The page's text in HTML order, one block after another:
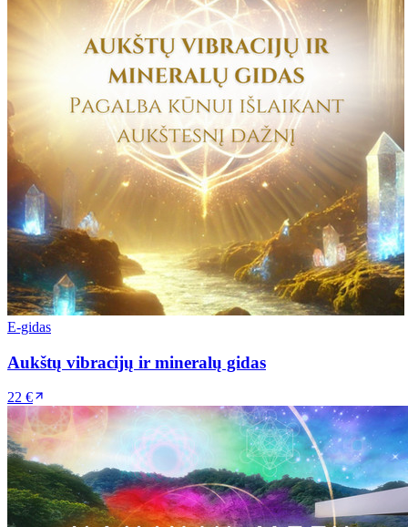
E-gidas
Aukštų vibracijų ir mineralų gidas
22 €